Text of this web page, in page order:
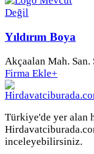
Yıldırım Boya
Akçaalan Mah. San.
Firma Ekle+
Türkiye'de yer alan
inceleyebilirsiniz.